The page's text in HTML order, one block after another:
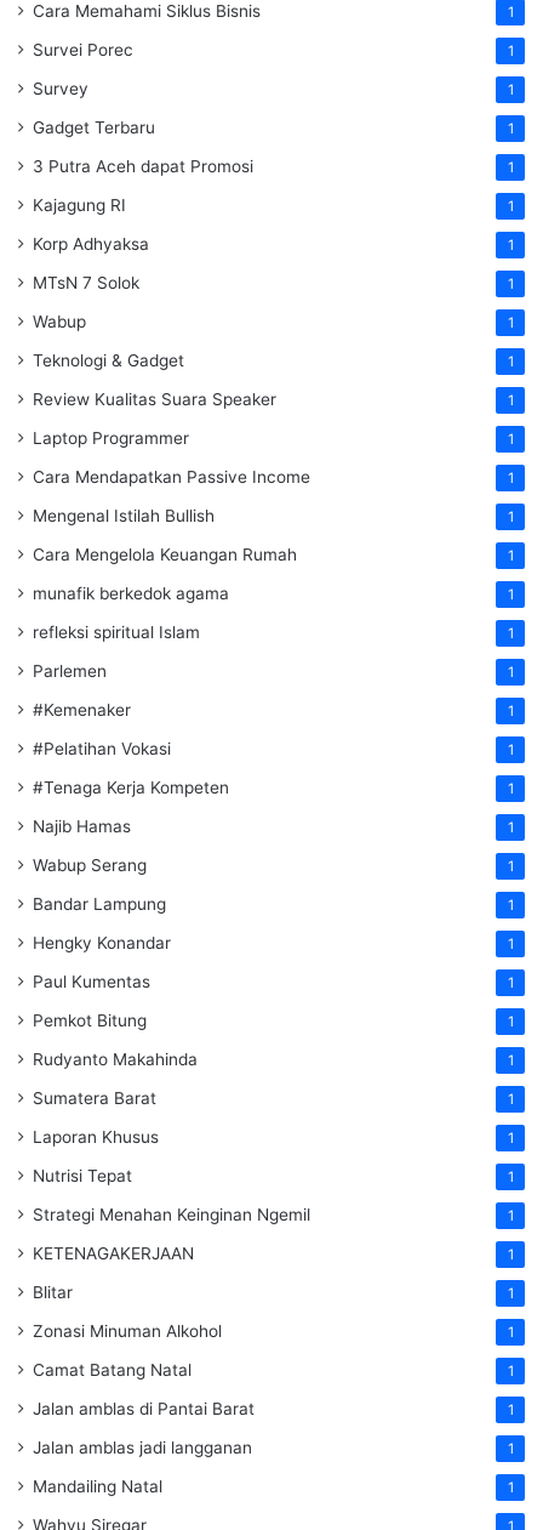
Cara Memahami Siklus Bisnis 1
Survei Porec 1
Survey 1
Gadget Terbaru 1
3 Putra Aceh dapat Promosi 1
Kajagung RI 1
Korp Adhyaksa 1
MTsN 7 Solok 1
Wabup 1
Teknologi & Gadget 1
Review Kualitas Suara Speaker 1
Laptop Programmer 1
Cara Mendapatkan Passive Income 1
Mengenal Istilah Bullish 1
Cara Mengelola Keuangan Rumah 1
munafik berkedok agama 1
refleksi spiritual Islam 1
Parlemen 1
#Kemenaker 1
#Pelatihan Vokasi 1
#Tenaga Kerja Kompeten 1
Najib Hamas 1
Wabup Serang 1
Bandar Lampung 1
Hengky Konandar 1
Paul Kumentas 1
Pemkot Bitung 1
Rudyanto Makahinda 1
Sumatera Barat 1
Laporan Khusus 1
Nutrisi Tepat 1
Strategi Menahan Keinginan Ngemil 1
KETENAGAKERJAAN 1
Blitar 1
Zonasi Minuman Alkohol 1
Camat Batang Natal 1
Jalan amblas di Pantai Barat 1
Jalan amblas jadi langganan 1
Mandailing Natal 1
Wahyu Siregar